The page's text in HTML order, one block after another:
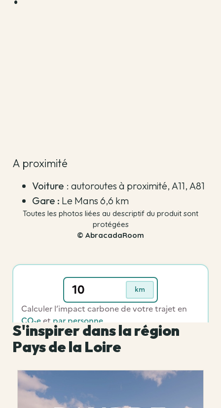
A proximité
Voiture : autoroutes à proximité, A11, A81
Gare : Le Mans 6,6 km
Toutes les photos liées au descriptif du produit sont
protégées
© AbracadaRoom
S'inspirer dans la région
Pays de la Loire